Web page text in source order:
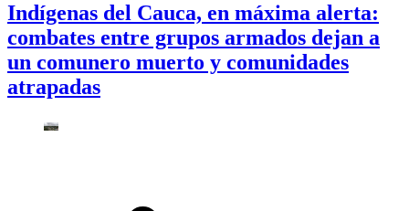
Indígenas del Cauca, en máxima alerta:
combates entre grupos armados dejan a
un comunero muerto y comunidades
atrapadas